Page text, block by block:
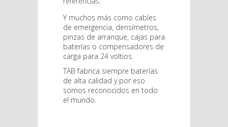
Y muchos más como cables
de emergencia, densímetros,
pinzas de arranque, cajas para
baterías o compensadores de
carga para 24 voltios.
TAB fabrica siempre baterías
de alta calidad y por eso
somos reconocidos en todo
el mundo.